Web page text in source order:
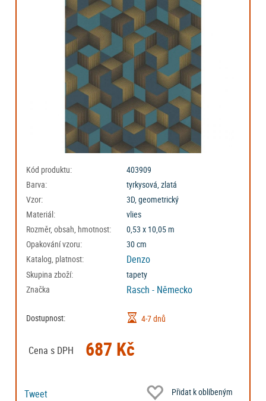
Kód produktu:
403909
Barva:
tyrkysová, zlatá
Vzor:
3D, geometrický
Materiál:
vlies
Rozměr, obsah, hmotnost:
0,53 x 10,05 m
Opakování vzoru:
30 cm
Katalog, platnost:
Denzo
Skupina zboží:
tapety
Značka
Rasch - Německo
Dostupnost: 4-7 dnů
Cena s DPH 687 Kč
Tweet Přidat k oblíbeným